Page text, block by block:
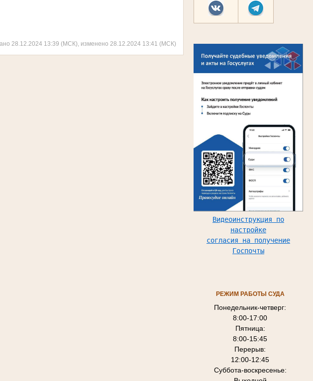
Видеоинструкция по
настройке
согласия на получение
Госпочты
РЕЖИМ РАБОТЫ СУДА
Понедельник-четверг:
8:00-17:00
Пятница:
8:00-15:45
Перерыв:
12:00-12:45
Суббота-воскресенье:
28.12.2024 13:39 (МСК), изменено 28.12.2024 13:41 (МСК)